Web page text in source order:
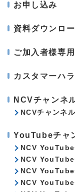
お申し込み
資料ダウンロ
ご加入者様専
カスタマーハ
NCVチャンネ
NCVチャンネ
YouTubeチャ
NCV
NCV
NCV
NCV